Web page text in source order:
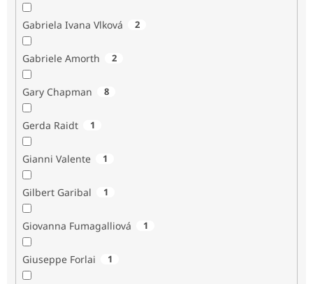
Gabriela Ivana Vlková 2
Gabriele Amorth 2
Gary Chapman 8
Gerda Raidt 1
Gianni Valente 1
Gilbert Garibal 1
Giovanna Fumagalliová 1
Giuseppe Forlai 1